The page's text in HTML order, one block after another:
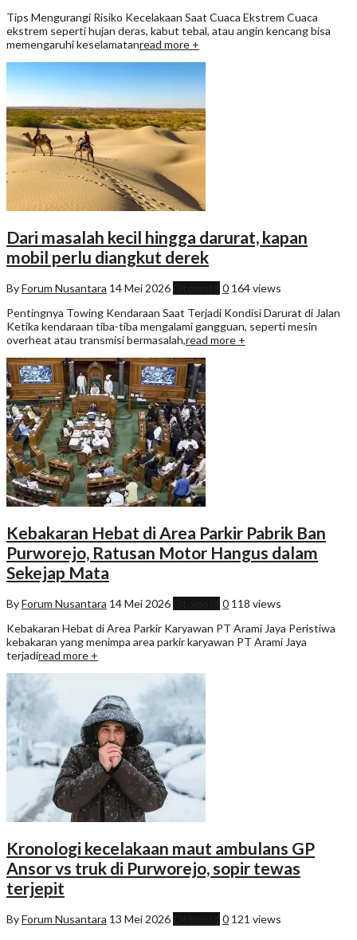
Tips Mengurangi Risiko Kecelakaan Saat Cuaca Ekstrem Cuaca
ekstrem seperti hujan deras, kabut tebal, atau angin kencang bisa
memengaruhi keselamatanread more +
Dari masalah kecil hingga darurat, kapan
mobil perlu diangkut derek
ByForum Nusantara 14 Mei 2026 0 164 views
Pentingnya Towing Kendaraan Saat Terjadi Kondisi Darurat di Jalan
Ketika kendaraan tiba-tiba mengalami gangguan, seperti mesin
overheat atau transmisi bermasalah,read more +
Kebakaran Hebat di Area Parkir Pabrik Ban
Purworejo, Ratusan Motor Hangus dalam
Sekejap Mata
ByForum Nusantara 14 Mei 2026 0 118 views
Kebakaran Hebat di Area Parkir Karyawan PT Arami Jaya Peristiwa
kebakaran yang menimpa area parkir karyawan PT Arami Jaya
terjadiread more +
Kronologi kecelakaan maut ambulans GP
Ansor vs truk di Purworejo, sopir tewas
terjepit
ByForum Nusantara 13 Mei 2026 0 121 views